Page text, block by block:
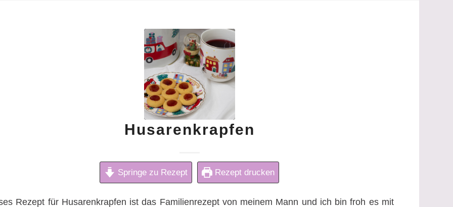
Husarenkrapfen
Springe zu Rezept Rezept drucken
Rezept für Husarenkrapfen ist das Familienrezept von meinem Mann und ich bin froh es mit